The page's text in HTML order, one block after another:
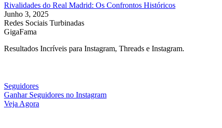
Rivalidades do Real Madrid: Os Confrontos Históricos
Junho 3, 2025
Redes Sociais Turbinadas
GigaFama
Resultados Incríveis para Instagram, Threads e Instagram.
Seguidores
Ganhar Seguidores no Instagram
Veja Agora